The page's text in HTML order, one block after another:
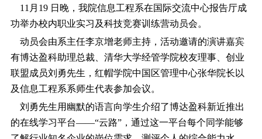
11月19 日晚，我院信息工程系在国际交流中心报告厅成
功举办校内职业实习及科技竞赛训练营动员会。
动员会由系主任李京增老师主持，活动邀请的演讲嘉宾
有博达盈科助理总裁、清华大学经管学院校友理事、创业
联盟成员刘勇先生，红帽学院中国区管理中心张华院长以
及信息工程系系师生代表参加会议。
刘勇先生用幽默的语言向学生介绍了博达盈科新近推出
的在线学习平台――“云路”，通过这一平台每个同学能够